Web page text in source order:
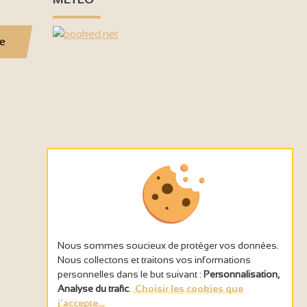
Nous sommes soucieux de protéger vos données.
Nous collectons et traitons vos informations
personnelles dans le but suivant : Personnalisation,
Analyse du trafic Choisir les cookies que
j'accepte...